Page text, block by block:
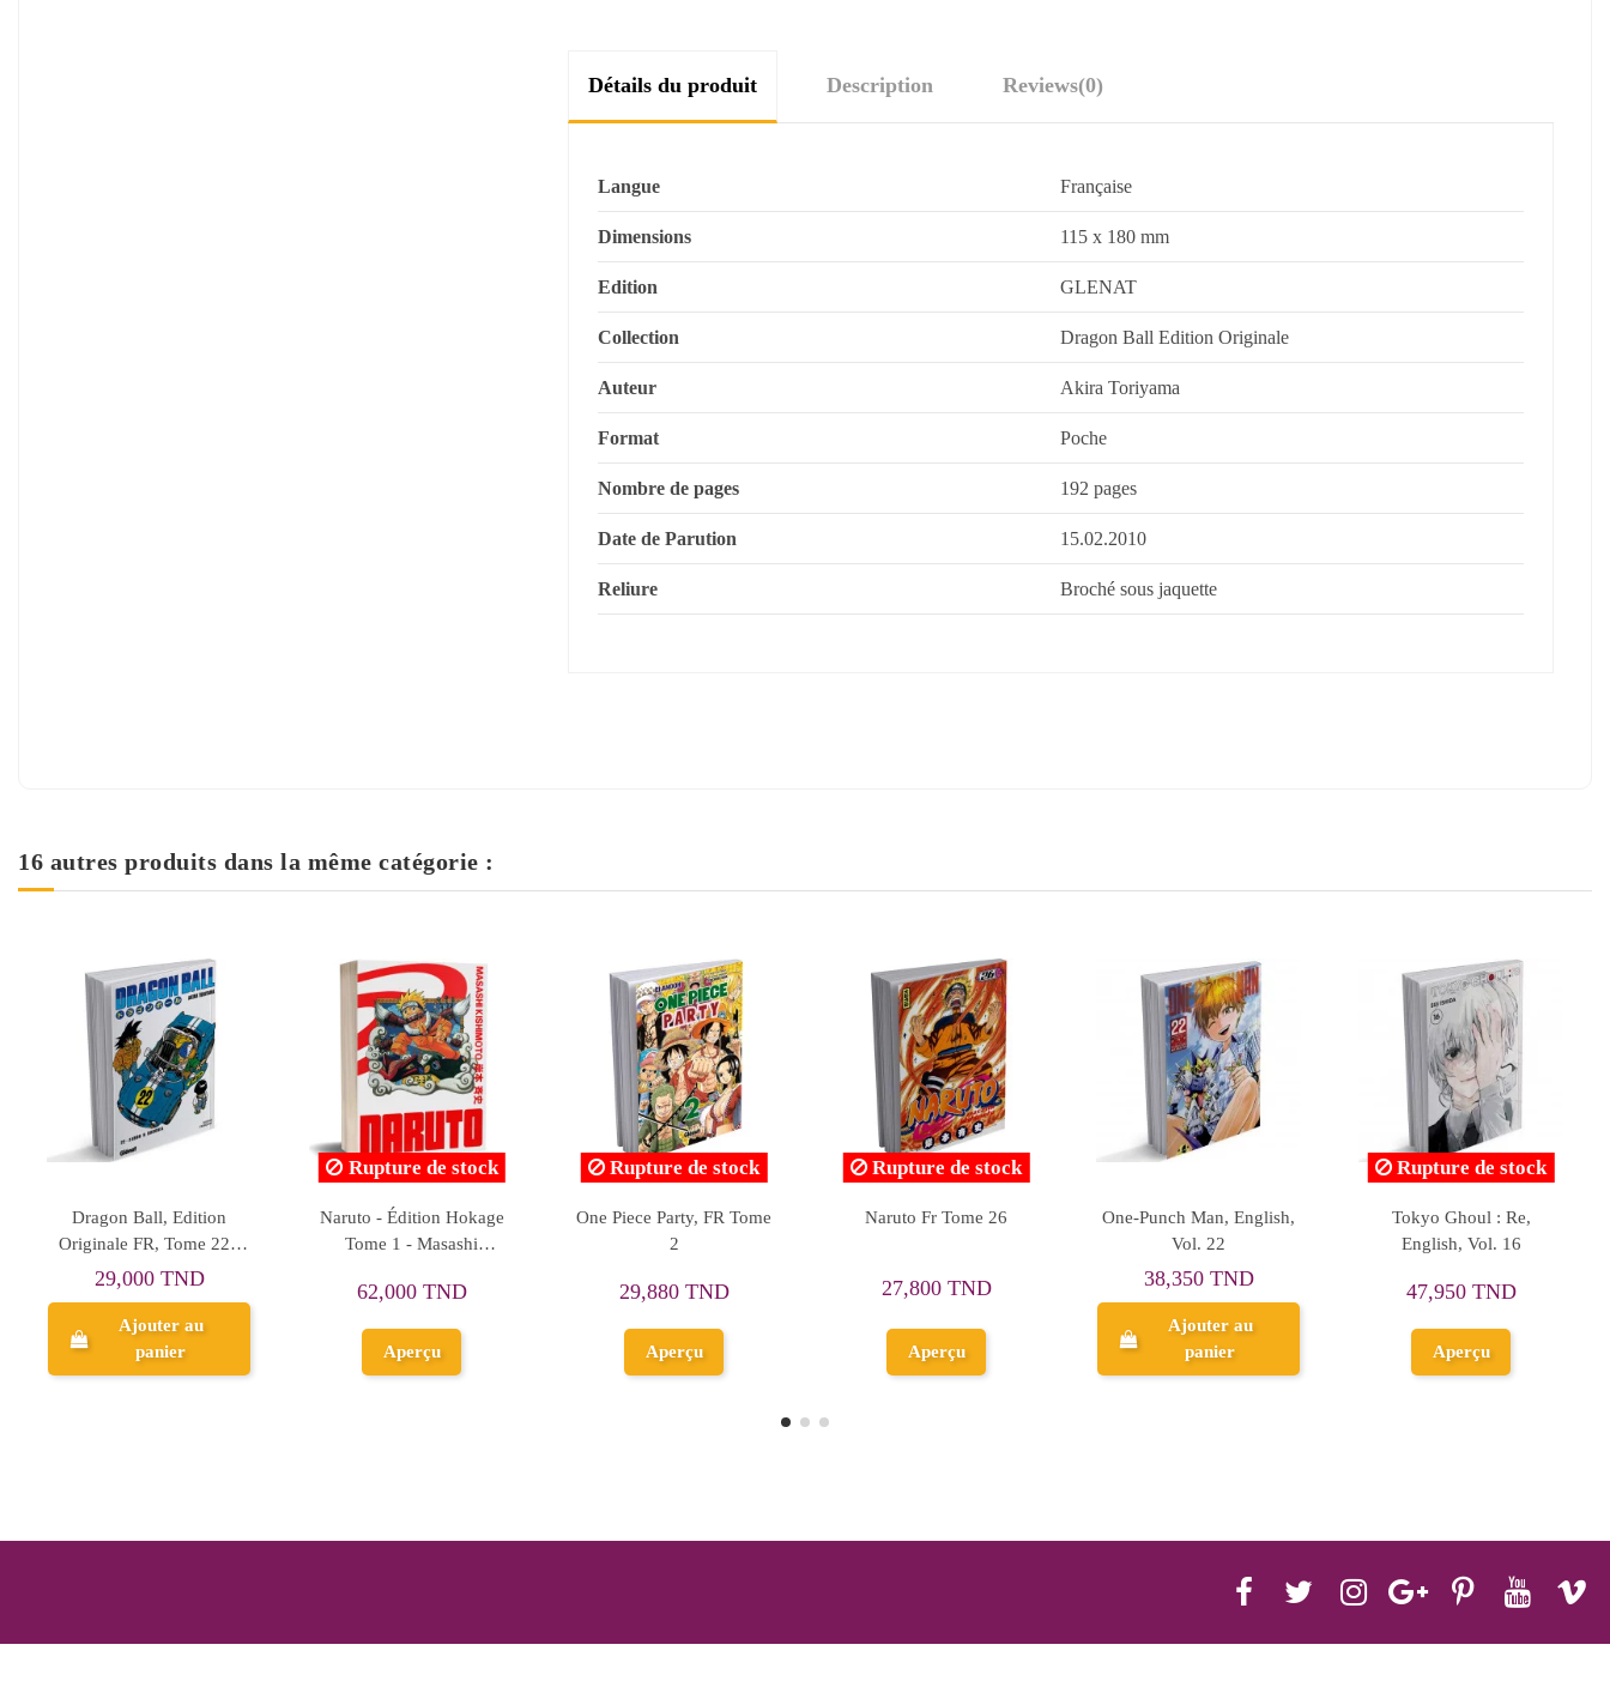
Détails du produit Description Reviews(0)
Langue Française
Dimensions 115 x 180 mm
Edition GLENAT
Collection Dragon Ball Edition Originale
Auteur Akira Toriyama
Format Poche
Nombre de pages 192 pages
Date de Parution 15.02.2010
Reliure Broché sous jaquette
16 autres produits dans la même catégorie :
L'Attaque des Titans, FR
Tome 8
29,600 TND
Ajouter au
panier
Rupture de stock
Demon Slayer, FR Tome
18
32,000 TND
Aperçu
Rupture de stock
Tokyo Revengers, FR
Tome 14
27,600 TND
Aperçu
One Piece, FR Tome 83,
29,000 TND
Ajouter au
panier
Rupture de stock
Dragon Ball Z, Vol. 18
33,550 TND
Aperçu
Rupture de stock
Demon Slayer, FR Tome
10
32,000 TND
Aperçu